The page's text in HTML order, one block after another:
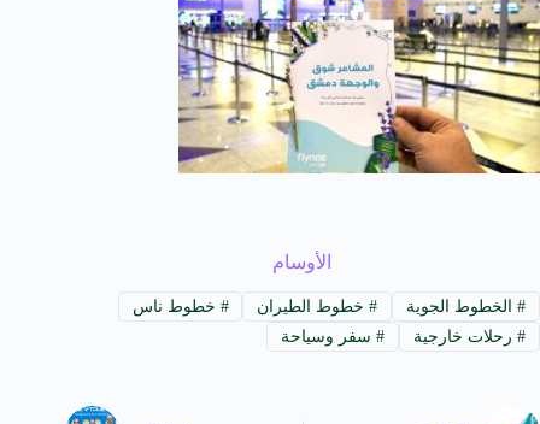
الأوسام
#الخطوط الجوية #خطوط الطيران # خطوط ناس
#رحلات خارجية #سفر وسياحة